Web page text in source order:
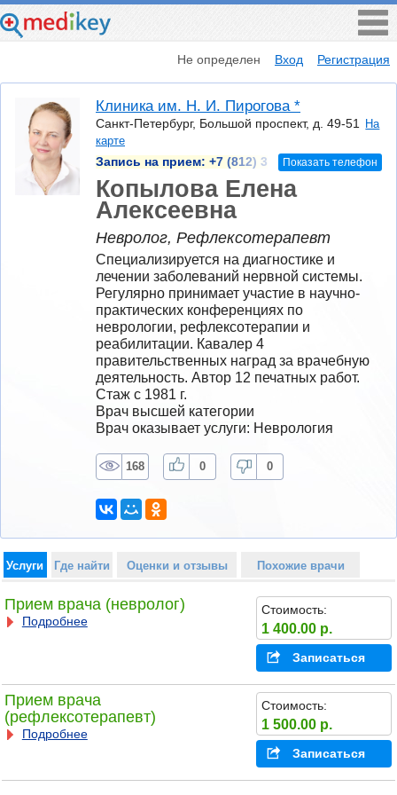
Не определен Вход Регистрация
Клиника им. Н. И. Пирогова *
Санкт-Петербург, Большой проспект, д. 49-51
На
карте
Запись на прием: +7 (812) 3 Показать телефон
Копылова Елена
Алексеевна
Невролог, Рефлексотерапевт
Специализируется на диагностике и
лечении заболеваний нервной системы.
Регулярно принимает участие в научно-
практических конференциях по
неврологии, рефлексотерапии и
реабилитации. Кавалер 4
правительственных наград за врачебную
деятельность. Автор 12 печатных работ.
Стаж с 1981 г.
Врач высшей категории
Врач оказывает услуги: Неврология
168 0 0
Услуги Где найти Оценки и отзывы Похожие врачи
Прием врача (невролог)
Подробнее
Стоимость:
1 400.00 р.
Записаться
Прием врача
(рефлексотерапевт)
Подробнее
Стоимость:
1 500.00 р.
Записаться